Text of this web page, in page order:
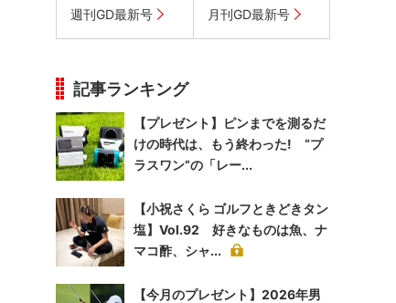
週刊GD最新号 月刊GD最新号
記事ランキング
【プレゼント】ピンまでを測るだ
けの時代は、もう終わった! “プ
ラスワン”の「レー...
【小祝さくら ゴルフときどきタン
塩】Vol.92 好きなものは魚、ナ
マコ酢、シャ...
【今月のプレゼント】2026年男